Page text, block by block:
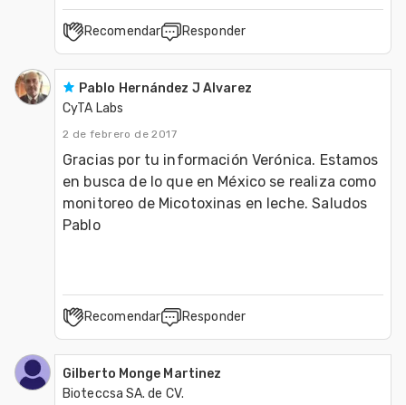
Recomendar Responder
Pablo Hernández J Alvarez
CyTA Labs
2 de febrero de 2017
Gracias por tu información Verónica. Estamos
en busca de lo que en México se realiza como
monitoreo de Micotoxinas en leche. Saludos
Pablo
Recomendar Responder
Gilberto Monge Martinez
Bioteccsa SA. de CV.